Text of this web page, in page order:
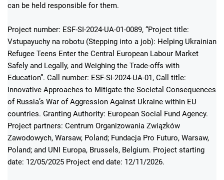
can be held responsible for them.
Project number: ESF-SI-2024-UA-01-0089, “Project title:
Vstupayuchy na robotu (Stepping into a job): Helping Ukrainian
Refugee Teens Enter the Central European Labour Market
Safely and Legally, and Weighing the Trade-offs with
Education”. Call number: ESF-SI-2024-UA-01, Call title:
Innovative Approaches to Mitigate the Societal Consequences
of Russia’s War of Aggression Against Ukraine within EU
countries. Granting Authority: European Social Fund Agency.
Project partners: Centrum Organizowania Związków
Zawodowych, Warsaw, Poland; Fundacja Pro Futuro, Warsaw,
Poland; and UNI Europa, Brussels, Belgium. Project starting
date: 12/05/2025 Project end date: 12/11/2026.